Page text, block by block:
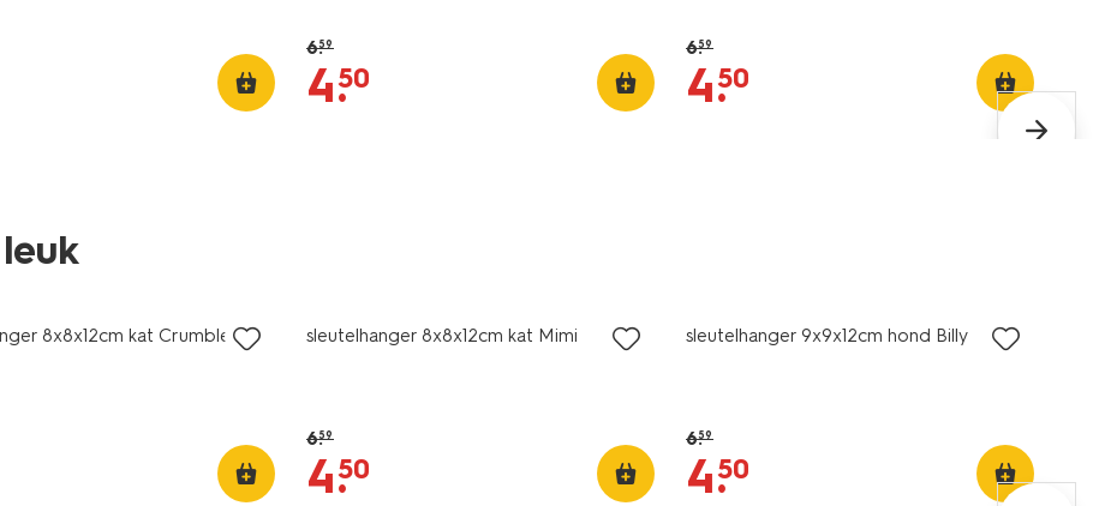
6.59
4.
50
6.59
4.
50
8x8x12cm kat Crumbles sleutelhanger 8x8x12cm kat Mimi
6.59
4.
50
sleutelhanger 9x9x12cm hond Billy
6.59
4.
50